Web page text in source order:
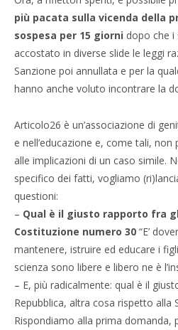
più pacata sulla vicenda della
sospesa per 15 giorni dopo che i
accostato in diverse slide le leggi
Sanzione poi annullata e per la
hanno anche voluto incontrare la
Articolo26 è un’associazione di
e nell’educazione e, come tali,
alle implicazioni di un caso simile.
specifico dei fatti, vogliamo
questioni:
– Qual è il giusto rapporto fra
Costituzione numero 30 “E’
mantenere, istruire ed educare i
scienza sono libere e libero ne è
– E, più radicalmente: qual è il
Repubblica, altra cosa rispetto alla
Rispondiamo alla prima domanda,